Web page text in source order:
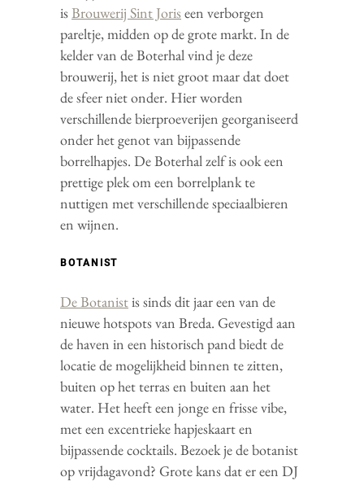
isBrouwerij Sint Joris een verborgen
pareltje, midden op de grote markt. In de
kelder van de Boterhal vind je deze
brouwerij, het is niet groot maar dat doet
de sfeer niet onder. Hier worden
verschillende bierproeverijen georganiseerd
onder het genot van bijpassende
borrelhapjes. De Boterhal zelf is ook een
prettige plek om een borrelplank te
nuttigen met verschillende speciaalbieren
en wijnen.
BOTANIST
De Botanistis sinds dit jaar een van de
nieuwe hotspots van Breda. Gevestigd aan
de haven in een historisch pand biedt de
locatie de mogelijkheid binnen te zitten,
buiten op het terras en buiten aan het
water. Het heeft een jonge en frisse vibe,
met een excentrieke hapjeskaart en
bijpassende cocktails. Bezoek je de botanist
op vrijdagavond? Grote kans dat er een DJ